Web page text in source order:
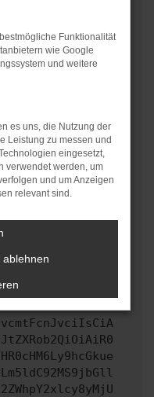
Stand sind.
ein
auch dazu führen,
mehr unterstützt
versucht hast,
versuchen, das
uns diesen Text
zu
Funktionalität
wie Google
und weitere
es uns, die Nutzung der
Leistung zu messen und
eingesetzt,
verwendet werden, um
und um Anzeigen
relevant sind.
ablehnen